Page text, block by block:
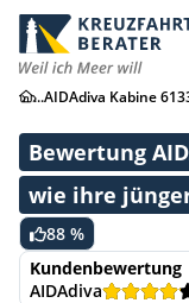
...AIDAdiva Kabine
Bewertung
wie ihre
88 %
Kundenbewertung
AIDAdiva